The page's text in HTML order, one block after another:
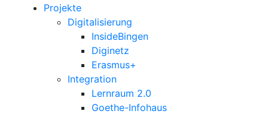
Projekte
Digitalisierung
InsideBingen
Diginetz
Erasmus+
Integration
Lernraum 2.0
Goethe-Infohaus